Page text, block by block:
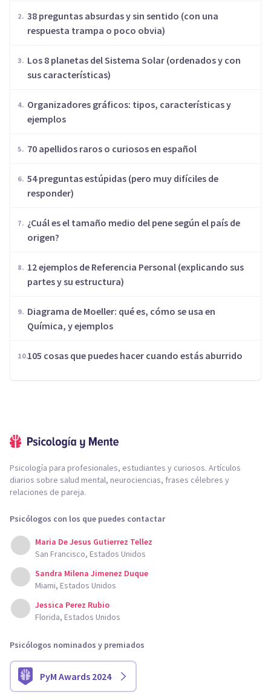
​38 preguntas absurdas y sin sentido (con una
respuesta trampa o poco obvia)
Los 8 planetas del Sistema Solar (ordenados y con
sus características)
Organizadores gráficos: tipos, características y
ejemplos
70 apellidos raros o curiosos en español
54 preguntas estúpidas (pero muy difíciles de
responder)
¿Cuál es el tamaño medio del pene según el país de
origen?
12 ejemplos de Referencia Personal (explicando sus
partes y su estructura)
Diagrama de Moeller: qué es, cómo se usa en
Química, y ejemplos
105 cosas que puedes hacer cuando estás aburrido
Psicología para profesionales, estudiantes y curiosos. Artículos
diarios sobre salud mental, neurociencias, frases célebres y
relaciones de pareja.
Psicólogos con los que puedes contactar
Maria De Jesus Gutierrez Tellez
San Francisco, Estados Unidos
Sandra Milena Jimenez Duque
Miami, Estados Unidos
Jessica Perez Rubio
Florida, Estados Unidos
Psicólogos nominados y premiados
PyM Awards 2024